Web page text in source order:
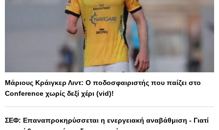
Μάριους Κράιγκερ Λιντ: Ο ποδοσφαιριστής που παίζει στο
Conference χωρίς δεξί χέρι (vid)!
ΣΕΦ: Επαναπροκηρύσσεται η ενεργειακή αναβάθμιση - Γιατί